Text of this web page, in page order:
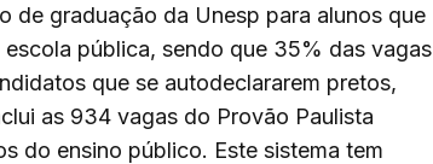
de graduação da Unesp para alunos que
pública, sendo que 35% das vagas
que se autodeclararem pretos,
as 934 vagas do Provão Paulista
do ensino público. Este sistema tem